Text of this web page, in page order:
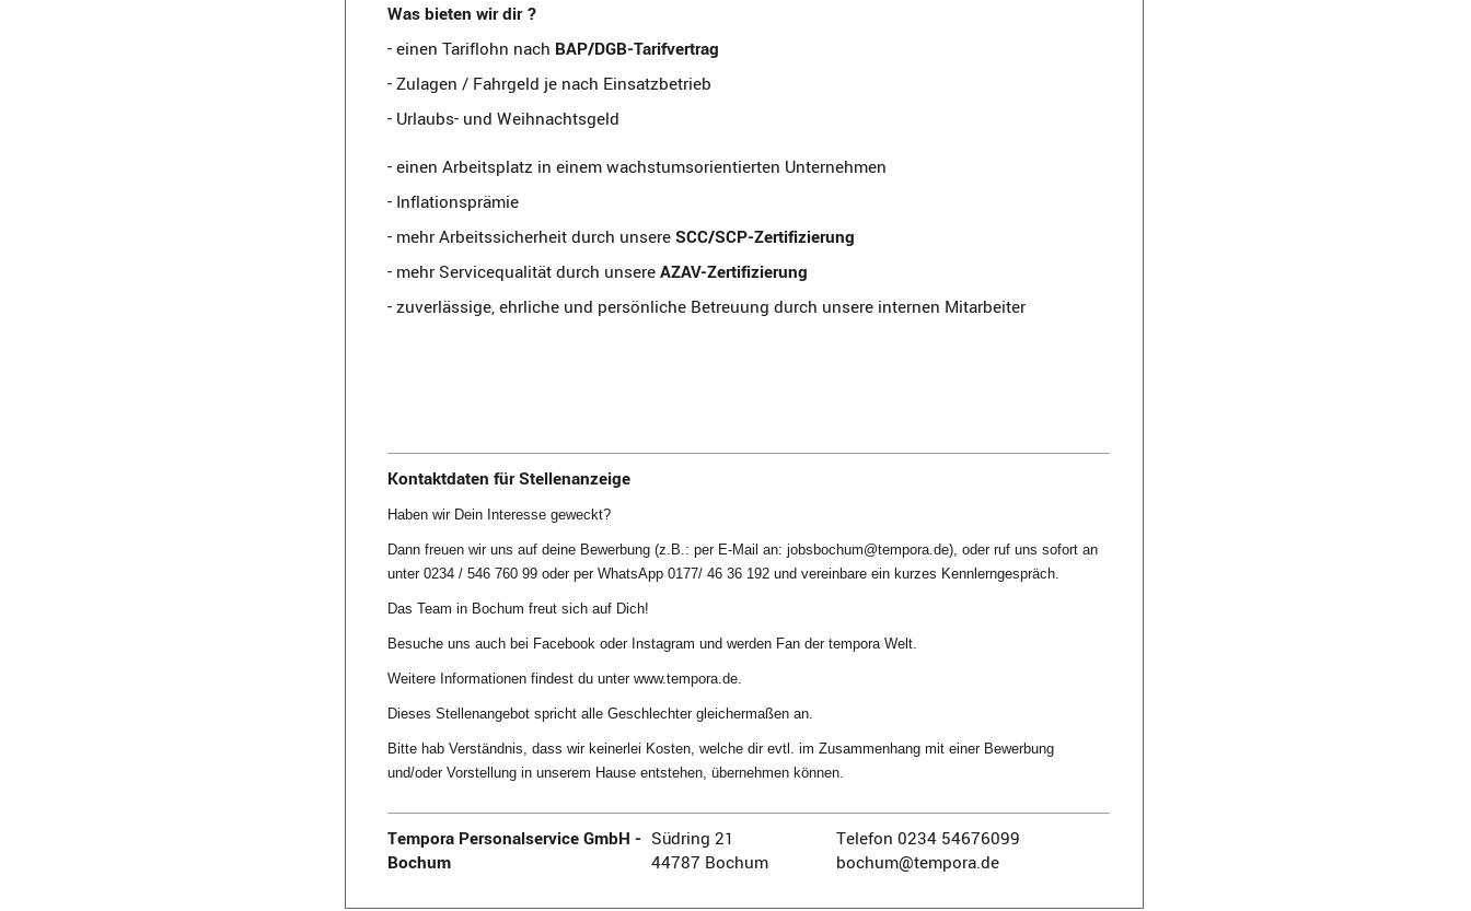
Was bieten wir dir ?
- einen Tariflohn nach BAP/DGB-Tarifvertrag
- Zulagen / Fahrgeld je nach Einsatzbetrieb
- Urlaubs- und Weihnachtsgeld
- einen Arbeitsplatz in einem wachstumsorientierten Unternehmen
- Inflationsprämie
- mehr Arbeitssicherheit durch unsereSCC/SCP-Zertifizierung
- mehr Servicequalität durch unsereAZAV-Zertifizierung
- zuverlässige, ehrliche und persönliche Betreuung durch unsere internen Mitarbeiter
Kontaktdaten für Stellenanzeige
Haben wir Dein Interesse geweckt?
Dann freuen wir uns auf deine Bewerbung (z.B.: per E-Mail an: jobsbochum@tempora.de), oder ruf uns sofort an
unter 0234 / 546 760 99 oder per WhatsApp 0177/ 46 36 192 und vereinbare ein kurzes Kennlerngespräch.
Das Team in Bochum freut sich auf Dich!
Besuche uns auch bei Facebook oder Instagram und werden Fan der tempora Welt.
Weitere Informationen findest du unter www.tempora.de.
Dieses Stellenangebot spricht alle Geschlechter gleichermaßen an.
Bitte hab Verständnis, dass wir keinerlei Kosten, welche dir evtl. im Zusammenhang mit einer Bewerbung
und/oder Vorstellung in unserem Hause entstehen, übernehmen können.
Tempora Personalservice GmbH -
Bochum
Südring 21
44787 Bochum
Telefon 0234 54676099
bochum@tempora.de